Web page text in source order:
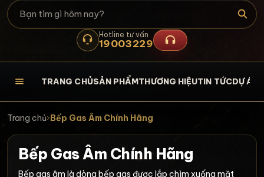
Hotline tư vấn
19003229
TRANG CHỦSẢN PHẨMTHƯƠNG HIỆUTIN TỨCDỰ ÁN
Trang chủ›Bếp Gas Âm Chính Hãng
Bếp Gas Âm Chính Hãng
Bếp gas âm là dòng bếp gas được lắp chìm xuống mặt